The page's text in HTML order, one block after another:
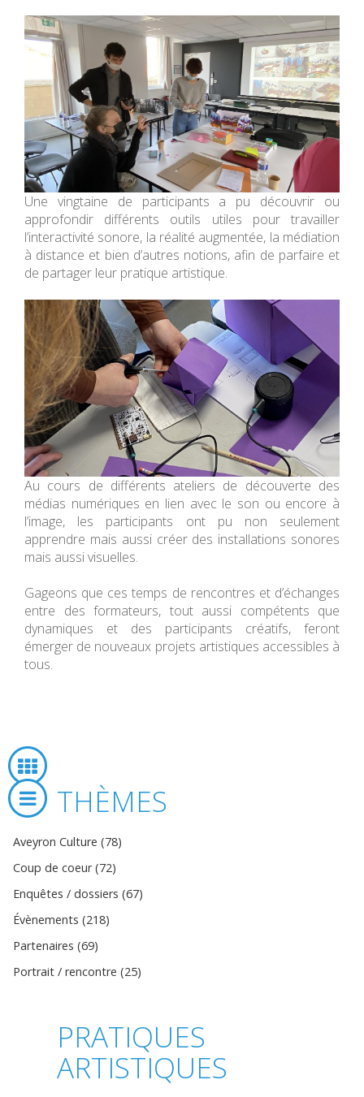
Une vingtaine de participants a pu découvrir ou
approfondir différents outils utiles pour travailler
l’interactivité sonore, la réalité augmentée, la médiation
à distance et bien d’autres notions, afin de parfaire et
de partager leur pratique artistique.
Au cours de différents ateliers de découverte des
médias numériques en lien avec le son ou encore à
l’image, les participants ont pu non seulement
apprendre mais aussi créer des installations sonores
mais aussi visuelles.
Gageons que ces temps de rencontres et d’échanges
entre des formateurs, tout aussi compétents que
dynamiques et des participants créatifs, feront
émerger de nouveaux projets artistiques accessibles à
tous.
THÈMES
Aveyron Culture (78)
Coup de coeur (72)
Enquêtes / dossiers (67)
Évènements (218)
Partenaires (69)
Portrait / rencontre (25)
PRATIQUES
ARTISTIQUES